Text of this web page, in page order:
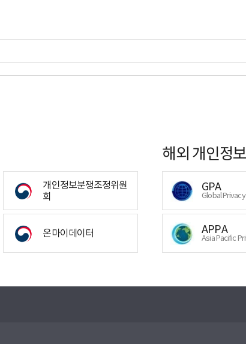
개인정보분쟁조정위원
회
온마이데이터
해외 개인정
GPA
Global
APPA
Asia Pacific